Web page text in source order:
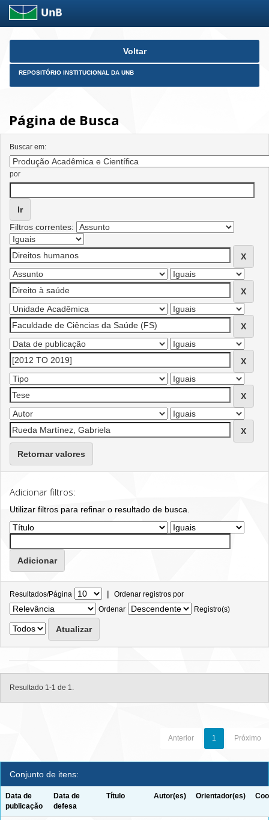
Skip
Voltar
REPOSITÓRIO INSTITUCIONAL DA UNB
Página de Busca
Buscar em:
por
Filtros correntes:
Retornar valores
Adicionar filtros:
Utilizar filtros para refinar o resultado de busca.
Resultados/Página | Ordenar registros por
Ordenar
Registro(s)
Resultado 1-1 de 1.
Anterior 1 Próximo
Conjunto de itens:
Data de
publicação
Data de
defesa
Título Autor(es) Orientador(es)